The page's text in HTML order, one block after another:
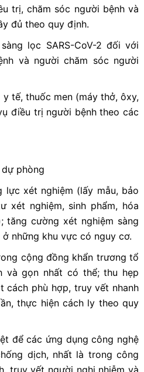
trị, chăm sóc người bệnh và
đủ theo quy định.
lọc SARS-CoV-2 đối với
và người chăm sóc người
tế, thuốc men (máy thở, ôxy,
điều trị người bệnh theo các
phòng
lực xét nghiệm (lấy mẫu, bảo
xét nghiệm, sinh phẩm, hóa
tăng cường xét nghiệm sàng
những khu vực có nguy cơ.
cộng đồng khẩn trương tổ
và gọn nhất có thể; thu hẹp
cách phù hợp, truy vết nhanh
thực hiện cách ly theo quy
để các ứng dụng công nghệ
dịch, nhất là trong công
truy vết người nghi nhiễm và